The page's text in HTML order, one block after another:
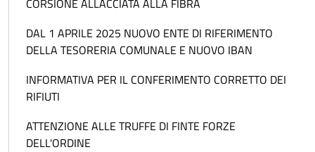
DAL 1 APRILE 2025 NUOVO ENTE DI RIFERIMENTO
DELLA TESORERIA COMUNALE E NUOVO IBAN
INFORMATIVA PER IL CONFERIMENTO CORRETTO DEI
RIFIUTI
ATTENZIONE ALLE TRUFFE DI FINTE FORZE
DELL'ORDINE